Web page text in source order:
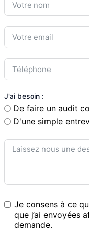
J'ai besoin :
De faire un audit
D'une simple
Je consens à ce
que j’ai envoyées
demande.